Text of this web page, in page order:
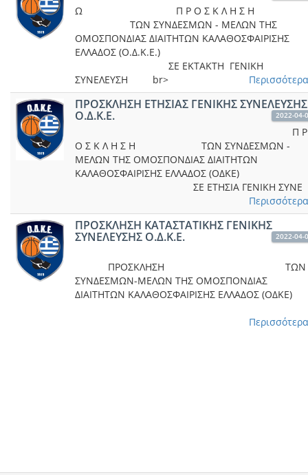
Ω Π Ρ Ο Σ Κ Λ Η Σ
ΤΩΝ ΣΥΝΔΕΣΜΩΝ - ΜΕΛΩΝ ΤΗΣ
ΟΜΟΣΠΟΝΔΙΑΣ ΔΙΑΙΤΗΤΩΝ ΚΑΛΑΘΟΣΦΑΙΡΙΣΗΣ
ΕΛΛΑΔΟΣ
ΣΕ ΕKTAKTH ΓΕΝΙΚΗ
ΣΥΝΕΛΕΥΣΗ br>
ΠΡΟΣΚΛΗΣΗ ΕΤΗΣΙΑΣ ΓΕΝΙΚΗΣ ΣΥΝΕΛΕΥΣΗΣ
Ο.Δ.Κ.Ε. 2022-04-
Π Ρ
Ο Σ Κ Λ Η Σ Η ΤΩΝ ΣΥΝΔΕΣΜΩΝ -
ΜΕΛΩΝ ΤΗΣ ΟΜΟΣΠΟΝΔΙΑΣ ΔΙΑΙΤΗΤΩΝ
ΚΑΛΑΘΟΣΦΑΙΡΙΣΗΣ ΕΛΛΑΔΟΣ (ΟΔΚΕ)
ΣΕ ΕΤΗΣΙΑ ΓΕΝΙΚΗ ΣΥΝΕ
ΠΡΟΣΚΛΗΣΗ ΚΑΤΑΣΤΑΤΙΚΗΣ ΓΕΝΙΚΗΣ
ΣΥΝΕΛΕΥΣΗΣ Ο.Δ.Κ.Ε. 2022-04-
ΠΡΟΣΚΛΗΣΗ ΤΩΝ
ΣΥΝΔΕΣΜΩΝ-ΜΕΛΩΝ ΤΗΣ ΟΜΟΣΠΟΝΔΙΑΣ
ΔΙΑΙΤΗΤΩΝ ΚΑΛΑΘΟΣΦΑΙΡΙΣΗΣ ΕΛΛΑΔΟΣ (ΟΔΚΕ)